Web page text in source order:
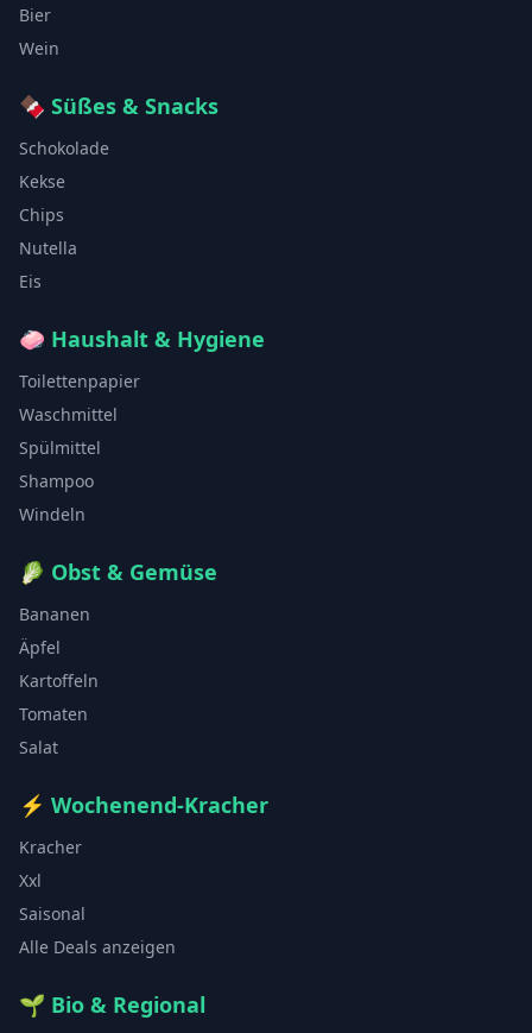
Bier
Wein
🍫 Süßes & Snacks
Schokolade
Kekse
Chips
Nutella
Eis
🧼 Haushalt & Hygiene
Toilettenpapier
Waschmittel
Spülmittel
Shampoo
Windeln
🥬 Obst & Gemüse
Bananen
Äpfel
Kartoffeln
Tomaten
Salat
⚡ Wochenend-Kracher
Kracher
Xxl
Saisonal
Alle Deals anzeigen
🌱 Bio & Regional